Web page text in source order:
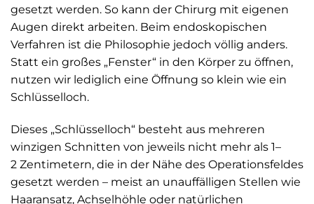
gesetzt werden. So kann der Chirurg mit eigenen
Augen direkt arbeiten. Beim endoskopischen
Verfahren ist die Philosophie jedoch völlig anders.
Statt ein großes „Fenster“ in den Körper zu öffnen,
nutzen wir lediglich eine Öffnung so klein wie ein
Schlüsselloch.
Dieses „Schlüsselloch“ besteht aus mehreren
winzigen Schnitten von jeweils nicht mehr als 1–
2 Zentimetern, die in der Nähe des Operationsfeldes
gesetzt werden – meist an unauffälligen Stellen wie
Haaransatz, Achselhöhle oder natürlichen